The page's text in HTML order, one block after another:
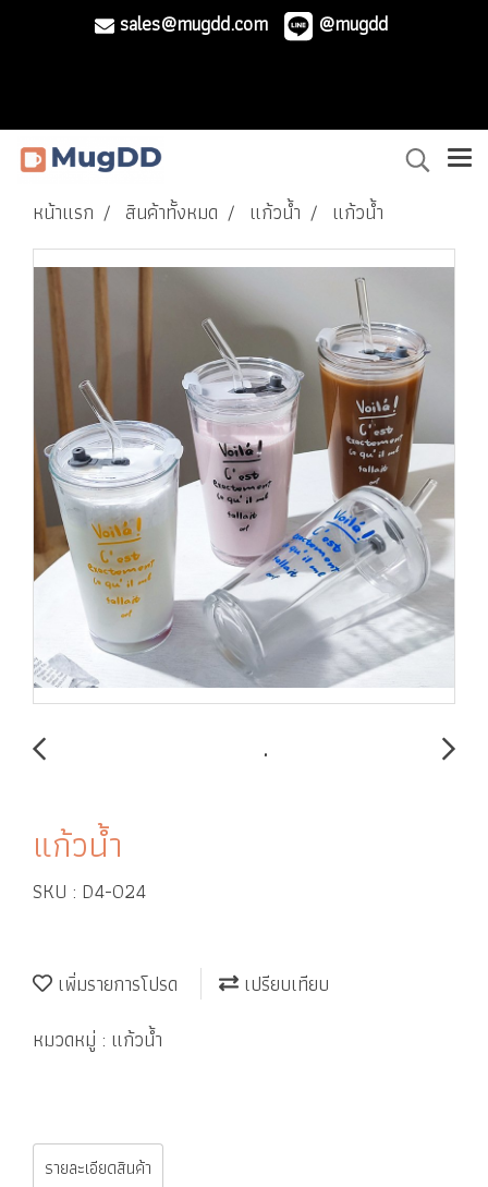
sales@mugdd.com @mugdd
หน้าแรก สินค้าทั้งหมด แก้วน้ำ แก้วน้ำ
แก้วน้ำ
SKU : D4-024
เพิ่มรายการโปรด
เปรียบเทียบ
หมวดหมู่ : แก้วน้ำ
รายละเอียดสินค้า